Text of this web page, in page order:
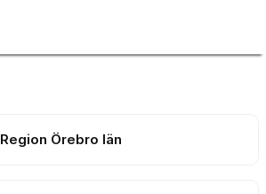
Region Örebro län